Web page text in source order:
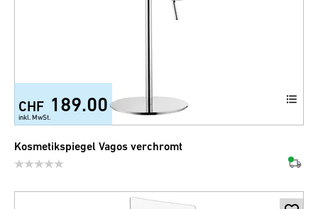
CHF 189.00
inkl. MwSt.
Kosmetikspiegel Vagos verchromt